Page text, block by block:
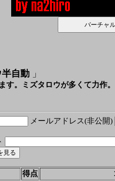
半自動 」
す。ミズタロウが多くて力作
メールアドレス(非公開)
得点